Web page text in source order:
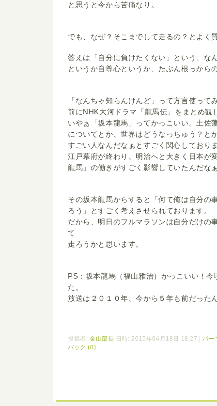
と思うと今から苦痛なり。
でも、なぜ？そこまでして走るの？とよく
答えは「自分に負けたくない」という、な
というか自尊心というか、たぶん根っから
「なんちゃ知らんけんど」って方言使って
前にNHK大河ドラマ「龍馬伝」をまとめ観
いやぁ「坂本龍馬」ってかっこいい。土佐
についてとか、世界はどうなっちゅう？と
すごい人なんだなぁとすごく関心しており
江戸幕府が終わり、明治へと大きく日本が
龍馬」の働きがすごく影響していたんだな
その坂本龍馬からすると「何て俺は自分の
ろう」とすごく考えさせられております。
だから、明日のフルマラソンは自分だけの
て
走ろうかと思います。
PS：坂本龍馬（福山雅治）かっこいい！
た。
放送は２０１０年、今から５年も前だった
投稿者:金山部長 日時: 2015年04月18日 18:27
パー
バック (0)